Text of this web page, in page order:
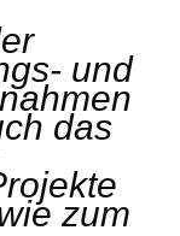
und
das
zum